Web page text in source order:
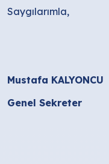
Saygılarımla,
Mustafa KALYONCU
Genel Sekreter